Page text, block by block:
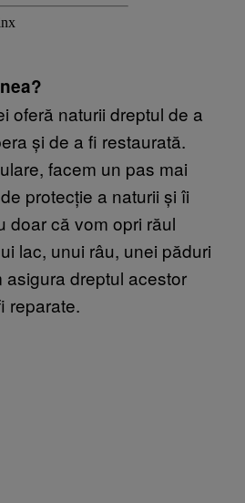
oferă naturii dreptul de a
și de a fi restaurată.
facem un pas mai
protecție a naturii și îi
doar că vom opri răul
lac, unui râu, unei păduri
dreptul acestor
reparate.